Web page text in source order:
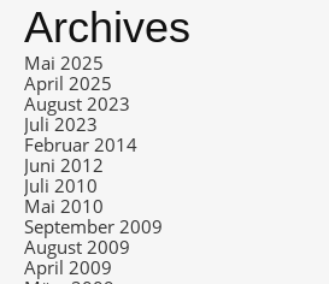
Archives
Mai 2025
April 2025
August 2023
Juli 2023
Februar 2014
Juni 2012
Juli 2010
Mai 2010
September 2009
August 2009
April 2009